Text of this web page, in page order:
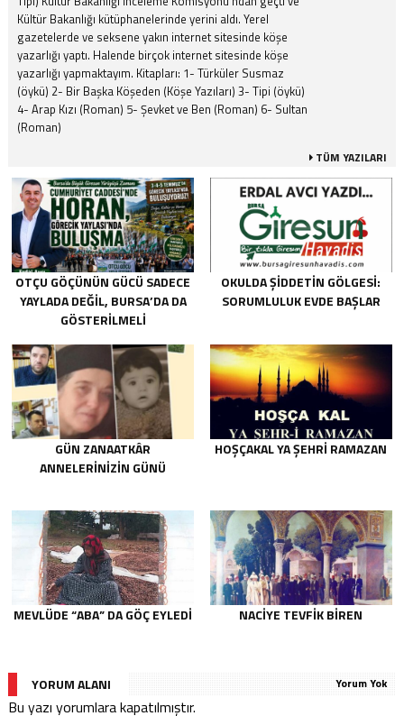
Kültür Bakanlığı kütüphanelerinde yerini aldı. Yerel
gazetelerde ve seksene yakın internet sitesinde köşe
yazarlığı yaptı. Halende birçok internet sitesinde köşe
yazarlığı yapmaktayım. Kitapları: 1- Türküler Susmaz
(öykü) 2- Bir Başka Köşeden (Köşe Yazıları) 3- Tipi (öykü)
4- Arap Kızı (Roman) 5- Şevket ve Ben (Roman) 6- Sultan
(Roman)
TÜM YAZILARI
OTÇU GÖÇÜNÜN GÜCÜ SADECE
YAYLADA DEĞIL, BURSA’DA DA
GÖSTERILMELI
OKULDA ŞIDDETIN GÖLGESI:
SORUMLULUK EVDE BAŞLAR
GÜN ZANAATKÂR
ANNELERİNİZİN GÜNÜ
HOŞÇAKAL YA ŞEHRİ RAMAZAN
MEVLÜDE “ABA” DA GÖÇ EYLEDI NACIYE TEVFIK BIREN
YORUM ALANI Yorum Yok
Bu yazı yorumlara kapatılmıştır.